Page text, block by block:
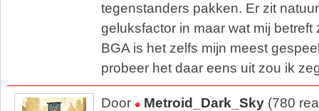
tegenstanders pakken. Er zit
geluksfactor in maar wat mij betreft
BGA is het zelfs mijn meest
probeer het daar eens uit zou ik
Door Metroid_Dark_Sky (780